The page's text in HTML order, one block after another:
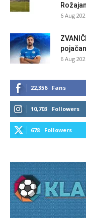
6 Aug
6 Aug
22,356 Fans
10,703 Followers
678 Followers